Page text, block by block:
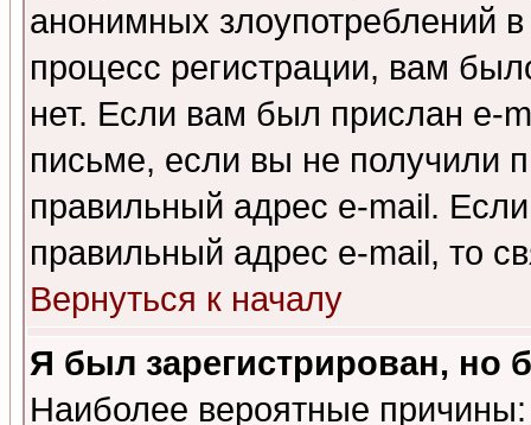
анонимных злоупотреблений
процесс регистрации, вам
нет. Если вам был прислан e-
письме, если вы не получили
правильный адрес e-mail.
правильный адрес e-mail, то
Вернуться к началу
Я был зарегистрирован, но
Наиболее вероятные